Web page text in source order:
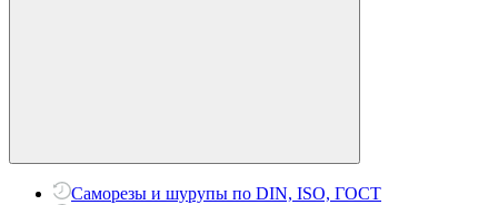
Саморезы и шурупы по DIN, ISO, ГОСТ